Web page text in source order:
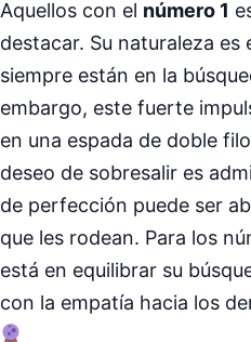
Aquellos con el número 1
destacar. Su naturaleza es
siempre están en la
embargo, este fuerte
en una espada de doble
deseo de sobresalir es
de perfección puede ser
que les rodean. Para los
está en equilibrar su
con la empatía hacia los